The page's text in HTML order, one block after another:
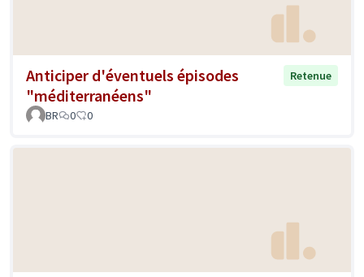
Anticiper d'éventuels épisodes
"méditerranéens"
Retenue
BR 0 0